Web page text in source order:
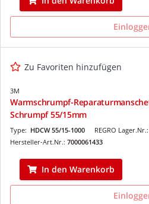
Zu Favoriten hinzufügen
3M
Warmschrumpf-
Schrumpf 55/15mm
REGRO Lager.Nr.:
Type: HDCW 55/15-1000
Hersteller-Art.Nr.: 7000061433
In den Warenkorb